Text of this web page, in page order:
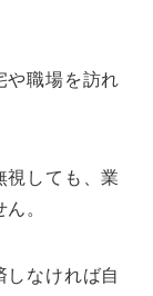
や職場を訪れ
視しても、業
。
しなければ自